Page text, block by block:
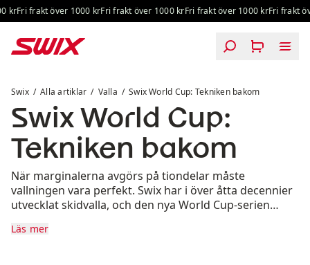
Hoppa till innehåll
Fri frakt över 1000 kr Fri frakt över 1000 kr Fri frakt över 1000 kr Fri frakt
Swix Alla artiklar Valla Swix World Cup: Tekniken bakom
Swix World Cup:
Tekniken bakom
När marginalerna avgörs på tiondelar måste
vallningen vara perfekt. Swix har i över åtta decennier
utvecklat skidvalla, och den nya World Cup-serien
Läs mer